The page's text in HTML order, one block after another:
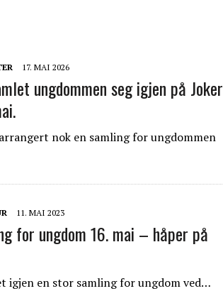
17. MAI 2026
ungdommen seg igjen på Joker
nok en samling for ungdommen
11. MAI 2023
for ungdom 16. mai – håper på
igjen en stor samling for ungdom ved…